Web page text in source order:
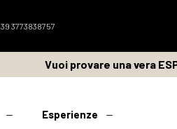
3773838757
Vuoi provare una vera
Esperienze